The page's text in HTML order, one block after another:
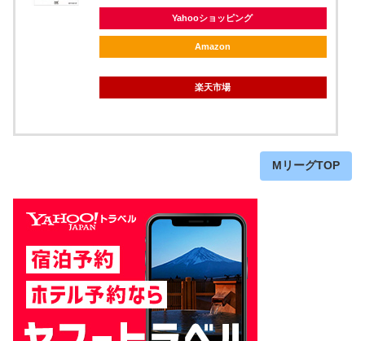
Yahooショッピング
Amazon
楽天市場
MリーグTOP